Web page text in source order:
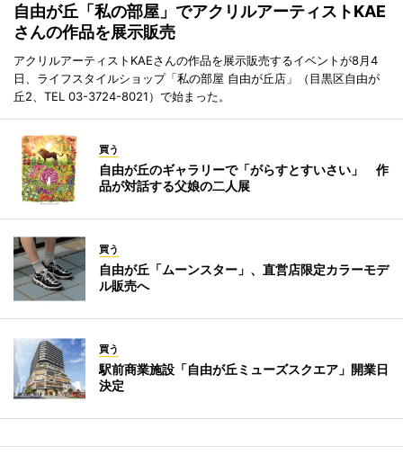
自由が丘「私の部屋」でアクリルアーティストKAE
さんの作品を展示販売
アクリルアーティストKAEさんの作品を展示販売するイベントが8月4
日、ライフスタイルショップ「私の部屋 自由が丘店」（目黒区自由が
丘2、TEL 03-3724-8021）で始まった。
買う
自由が丘のギャラリーで「がらすとすいさい」 作
品が対話する父娘の二人展
買う
自由が丘「ムーンスター」、直営店限定カラーモデ
ル販売へ
買う
駅前商業施設「自由が丘ミューズスクエア」開業日
決定